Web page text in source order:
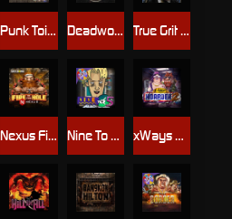
Nexus Fire In The Hole xBomb
Deadwood R.I.P
xWays Hoarder 2
Nine To Five
Punk Toilet True Grit Redemption